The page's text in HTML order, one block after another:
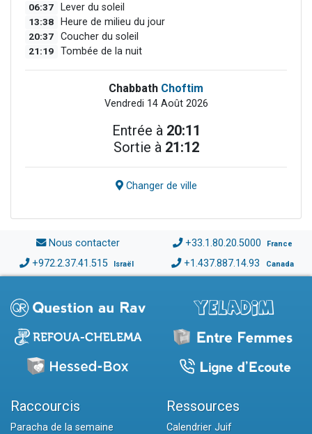
06:37 Lever du soleil
13:38 Heure de milieu du jour
20:37 Coucher du soleil
21:19 Tombée de la nuit
Chabbath Choftim
Vendredi 14 Août 2026
Entrée à 20:11
Sortie à 21:12
Changer de ville
Nous contacter +33.1.80.20.5000 France
+972.2.37.41.515 Israël +1.437.887.14.93 Canada
Raccourcis
Paracha de la semaine
Ressources
Calendrier Juif